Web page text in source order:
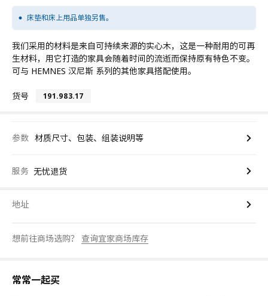
床垫和床上用品单独另售。
我们采用的材料是来自可持续来源的实心木，这是一种耐用的可再
生材料，用它打造的家具会随着时间的流逝而保持原有特色不变。
可与 HEMNES 汉尼斯 系列的其他家具搭配使用。
货号 191.983.17
参数 材质尺寸、包装、组装说明等
服务 无忧退货
地址
想前往商场选购？ 查询宜家商场库存
常常一起买